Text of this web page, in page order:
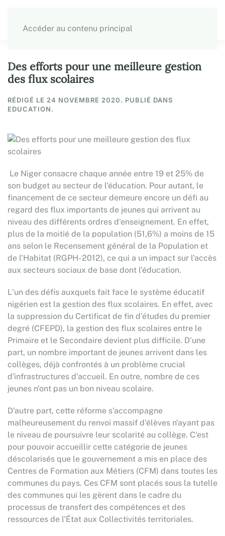
Accéder au contenu principal
Des efforts pour une meilleure gestion
des flux scolaires
RÉDIGÉ LE 24 NOVEMBRE 2020. PUBLIÉ DANS
EDUCATION.
Le Niger consacre chaque année entre 19 et 25% de
son budget au secteur de l'éducation. Pour autant, le
financement de ce secteur demeure encore un défi au
regard des flux importants de jeunes qui arrivent au
niveau des différents ordres d'enseignement. En effet,
plus de la moitié de la population (51,6%) a moins de 15
ans selon le Recensement général de la Population et
de l'Habitat (RGPH- 2012), ce qui a un impact sur l'accès
aux secteurs sociaux de base dont l'éducation.
L'un des défis auxquels fait face le système éducatif
nigérien est la gestion des flux scolaires. En effet, avec
la suppression du Certificat de fin d'études du premier
degré (CFEPD), la gestion des flux scolaires entre le
Primaire et le Secondaire devient plus difficile. D'une
part, un nombre important de jeunes arrivent dans les
collèges, déjà confrontés à un problème crucial
d'infrastructures d'accueil. En outre, nombre de ces
jeunes n'ont pas un bon niveau scolaire.
D'autre part, cette réforme s'accompagne
malheureusement du renvoi massif d'élèves n'ayant pas
le niveau de poursuivre leur scolarité au collège. C'est
pour pouvoir accueillir cette catégorie de jeunes
déscolarisés que le gouvernement a mis en place des
Centres de Formation aux Métiers (CFM) dans toutes les
communes du pays. Ces CFM sont placés sous la tutelle
des communes qui les gèrent dans le cadre du
processus de transfert des compétences et des
ressources de l'État aux Collectivités territoriales.